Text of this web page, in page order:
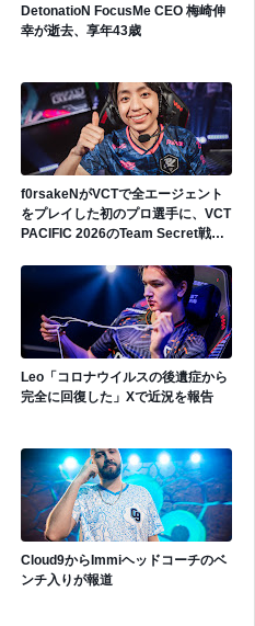
DetonatioN FocusMe CEO 梅崎伸
幸が逝去、享年43歳
f0rsakeNがVCTで全エージェント
をプレイした初のプロ選手に、VCT
PACIFIC 2026のTeam Secret戦で
Leo「コロナウイルスの後遺症から
完全に回復した」Xで近況を報告
Cloud9からImmiヘッドコーチのベ
ンチ入りが報道